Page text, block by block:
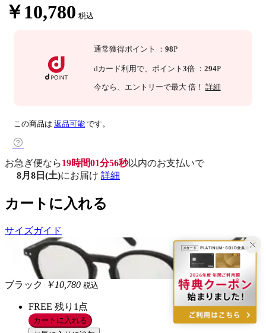
￥10,780 税込
通常獲得ポイント ： 98P
dカード利用で、 ポイント 3倍 ： 294P
今なら 、エントリーで最大 倍！ 詳細
この商品は 返品可能 です。
お急ぎ便なら19時間01分55秒以内のお支払いで
8月8日(土)にお届け 詳細
カートに入れる
サイズガイド
ブラック ￥10,780 税込
FREE 残り1点
カートに入れる